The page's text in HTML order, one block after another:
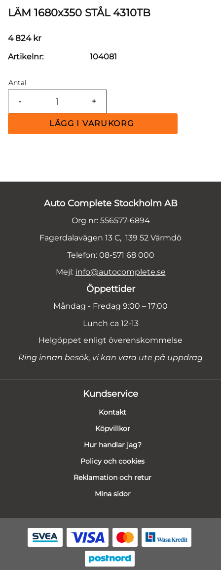
LÄM 1680x350 STÅL 4310TB
4 824kr
Antal
+
-
Artikelnr 104081
Auto Complete Stockholm AB
Org nr: 556577-6894
Fagerdalavägen 13 C, 139 52 Värmdö
Telefon: 08-571 68 000
Mejl: info@autocomplete.se
Öppettider
Måndag - Fredag 9:00 – 17:00
Lunch ca 12-13
Helgöppet enligt överenskommelse
Ring innan besök, vi kan vara ute på uppdrag
Kundservice
Kontakt
Köpvillkor
Hur handlar jag?
Policy och cookies
Reklamation och retur
Mina sidor